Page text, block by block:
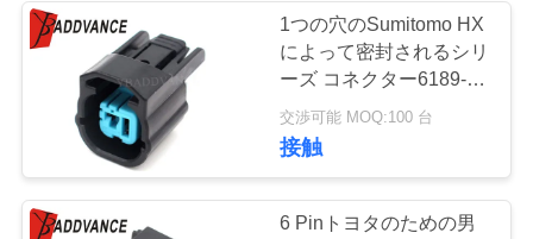
い
用
を
1つの穴のSumitomo HX
によって密封されるシリ
ーズ コネクター6189-
0591 6918-1370
交渉可能 MOQ:100 台
接触
6 Pinトヨタのための男